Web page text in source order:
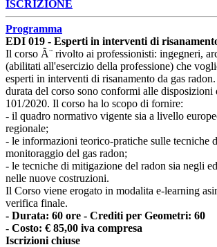
ISCRIZIONE
Programma
EDI 019 - Esperti in interventi di
Il corso Ã¨ rivolto ai professionisti: ingegneri,
(abilitati all'esercizio della professione) che
esperti in interventi di risanamento da gas
durata del corso sono conformi alle disposizioni
101/2020. Il corso ha lo scopo di fornire:
- il quadro normativo vigente sia a livello
regionale;
- le informazioni teorico-pratiche sulle tecniche
monitoraggio del gas radon;
- le tecniche di mitigazione del radon sia negli
nelle nuove costruzioni.
Il Corso viene erogato in modalita e-learning
verifica finale.
- Durata: 60 ore - Crediti per Geometri: 60
- Costo: € 85,00 iva compresa
Iscrizioni chiuse